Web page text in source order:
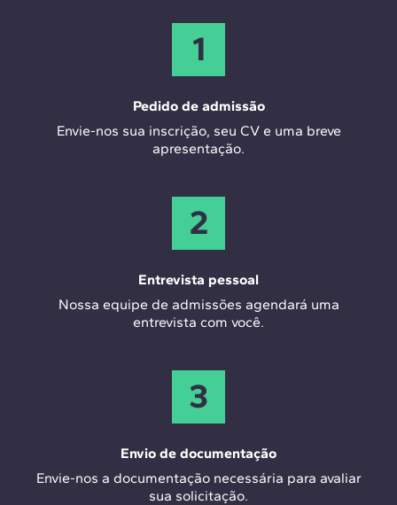
1
Pedido de admissão
Envie-nos sua inscrição, seu CV e uma breve
apresentação.
2
Entrevista pessoal
Nossa equipe de admissões agendará uma
entrevista com você.
3
Envio de documentação
Envie-nos a documentação necessária para avaliar
sua solicitação.